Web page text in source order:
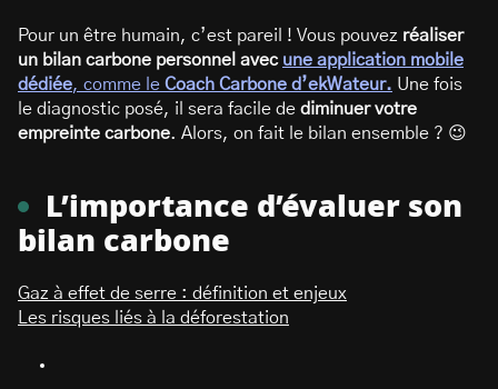
Pour un être humain, c’est pareil ! Vous pouvez réaliser
un bilan carbone personnel avec une application mobile
dédiée, comme le Coach Carbone d’ekWateur. Une fois
le diagnostic posé, il sera facile de diminuer votre
empreinte carbone. Alors, on fait le bilan ensemble ? 😉
L’importance d’évaluer son
bilan carbone
Gaz à effet de serre : définition et enjeux
Les risques liés à la déforestation